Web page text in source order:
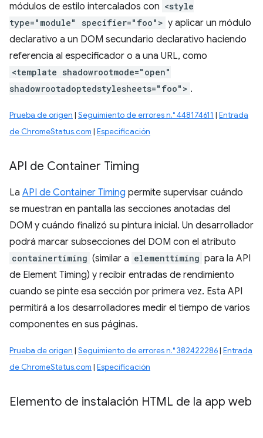
módulos de estilo intercalados con <style
type="module" specifier="foo"> y aplicar un módulo
declarativo a un DOM secundario declarativo haciendo
referencia al especificador o a una URL, como
<template shadowrootmode="open"
shadowrootadoptedstylesheets="foo"> .
Prueba de origen | Seguimiento de errores n.° 448174611 | Entrada
de ChromeStatus.com | Especificación
API de Container Timing
La API de Container Timing permite supervisar cuándo
se muestran en pantalla las secciones anotadas del
DOM y cuándo finalizó su pintura inicial. Un desarrollador
podrá marcar subsecciones del DOM con el atributo
containertiming (similar a elementtiming para la API
de Element Timing) y recibir entradas de rendimiento
cuando se pinte esa sección por primera vez. Esta API
permitirá a los desarrolladores medir el tiempo de varios
componentes en sus páginas.
Prueba de origen | Seguimiento de errores n.° 382422286| Entrada
de ChromeStatus.com | Especificación
Elemento de instalación HTML de la app web